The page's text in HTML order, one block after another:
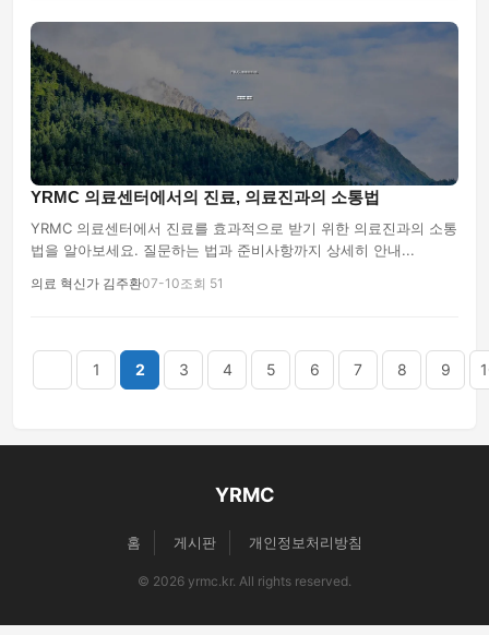
YRMC 의료센터에서의 진료, 의료진과의 소통법
YRMC 의료센터에서 진료를 효과적으로 받기 위한 의료진과의 소통
법을 알아보세요. 질문하는 법과 준비사항까지 상세히 안내...
의료 혁신가 김주환07-10조회 51
1 2 3 4 5 6 7 8 9
YRMC
홈 게시판 개인정보처리방침
© 2026 yrmc.kr. All rights reserved.